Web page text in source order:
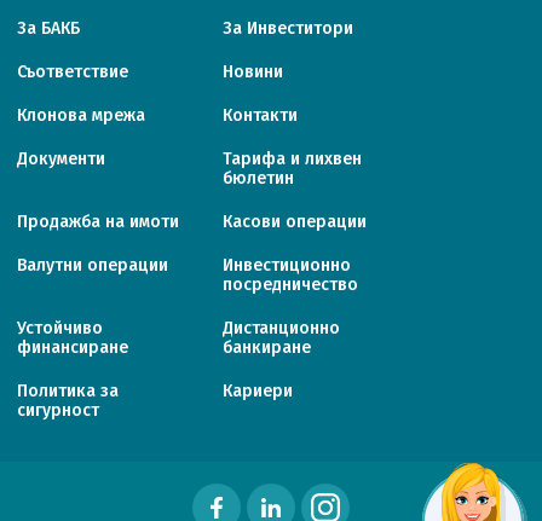
За БАКБ За Инвеститори
Съответствие Новини
Клонова мрежа Контакти
Документи
Тарифa и лихвен
бюлетин
Продажба на имоти Касови операции
Валутни операции
Инвестиционно
посредничество
Устойчиво
финансиране
Дистанционно
банкиране
Политика за
сигурност
Кариери